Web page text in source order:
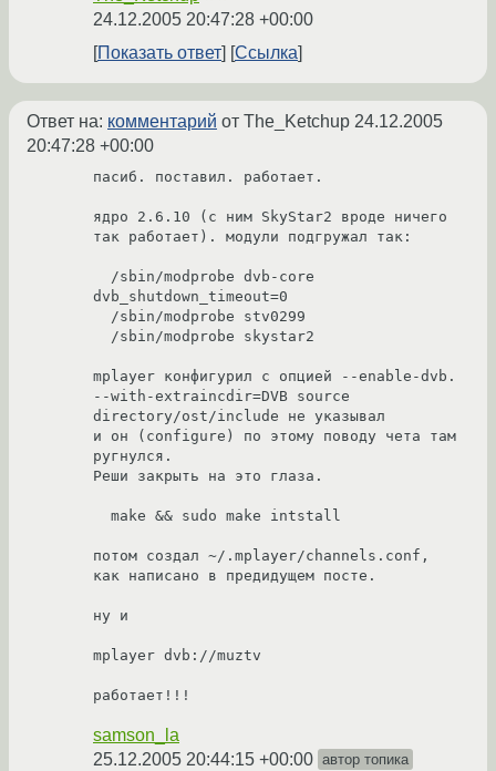
24.12.2005 20:47:28 +00:00
Показать ответ
Ссылка
Ответ на: комментарий от The_Ketchup 24.12.2005
20:47:28 +00:00
пасиб. поставил. работает.
ядро 2.6.10 (с ним SkyStar2 вроде ничего
так работает). модули подгружал так:
dvb_shutdown_timeout=0
mplayer конфигурил с опцией --enable-dvb.
--with-extraincdir=DVB source
directory/ost/include не указывал
и он (configure) по этому поводу чета там
ругнулся.
Реши закрыть на это глаза.
потом создал ~/.mplayer/channels.conf,
как написано в предидущем посте.
ну и
mplayer dvb://muztv
работает!!!
samson_la
25.12.2005 20:44:15 +00:00 автор топика